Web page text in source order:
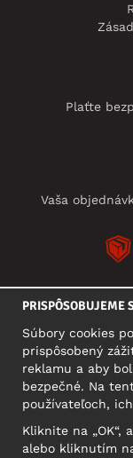
Plaťte
Vaša
PRISPÔSOBUJEME
Súbory cookies
prispôsobený
reklamu a aby
bezpečné. Na
používateľoch,
Kliknite na „OK“,
alebo kliknutím